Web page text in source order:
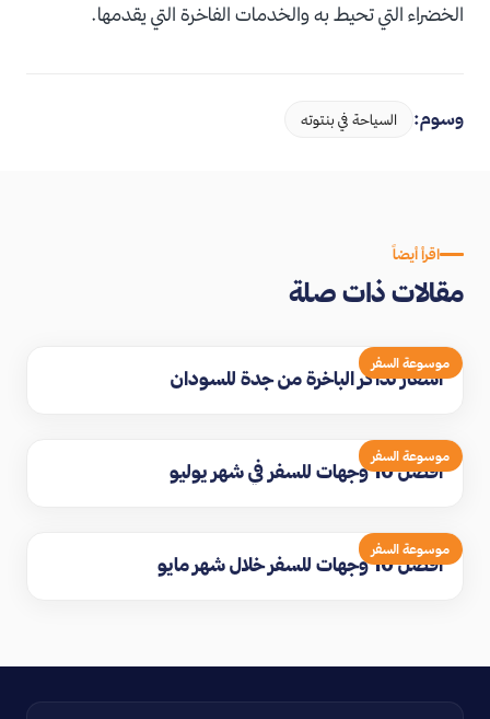
الخضراء التي تحيط به والخدمات الفاخرة التي يقدمها.
وسوم: السياحة في بنتوته
اقرأ أيضاً
مقالات ذات صلة
موسوعة السفر
اسعار تذاكر الباخرة من جدة للسودان
موسوعة السفر
افضل 10 وجهات للسفر في شهر يوليو
موسوعة السفر
افضل 10 وجهات للسفر خلال شهر مايو